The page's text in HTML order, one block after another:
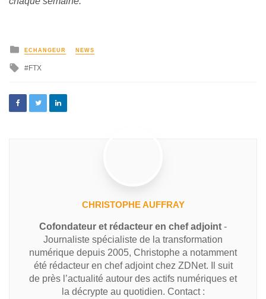
ECHANGEUR NEWS
FTX
CHRISTOPHE AUFFRAY
Cofondateur et rédacteur en chef adjoint -
Journaliste spécialiste de la transformation
numérique depuis 2005, Christophe a notamment
été rédacteur en chef adjoint chez ZDNet. Il suit
de près l’actualité autour des actifs numériques et
la décrypte au quotidien. Contact :